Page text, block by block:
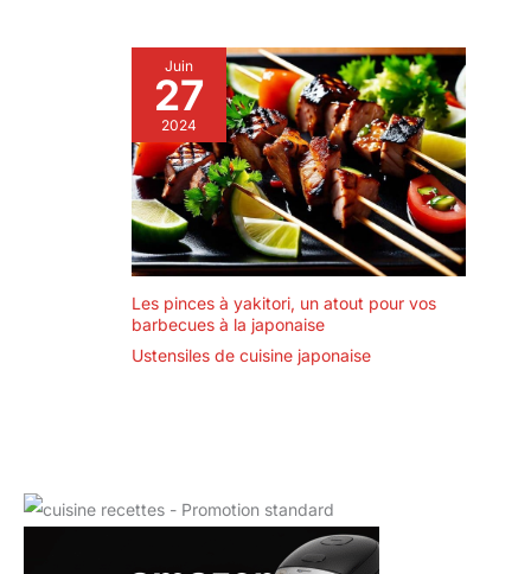
Juin
27
2024
Les pinces à yakitori, un atout pour vos
barbecues à la japonaise
Ustensiles de cuisine japonaise